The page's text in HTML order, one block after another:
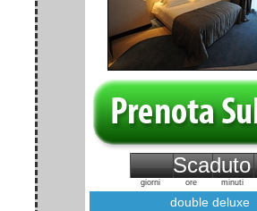
Scaduto
giorni ore minuti
double deluxe